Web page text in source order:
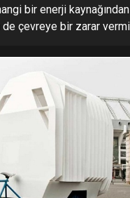
bir enerji kaynağından
de çevreye bir zarar